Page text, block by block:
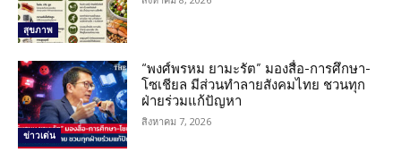
สุขภาพ
ข่าวเด่น
“พงศ์พรหม ยามะรัต” มองสื่อ-การศึกษา-
โซเชียล มีส่วนทำลายสังคมไทย ชวนทุก
ฝ่ายร่วมแก้ปัญหา
สิงหาคม 7, 2026